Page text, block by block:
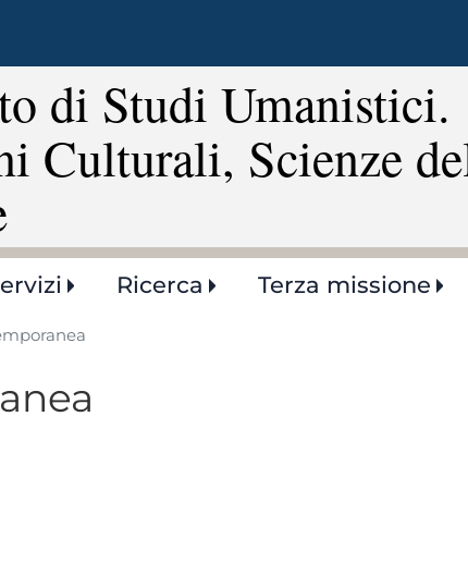
contenuto
principale
di Studi Umanistici.
Culturali, Scienze
Ricerca Terza missione